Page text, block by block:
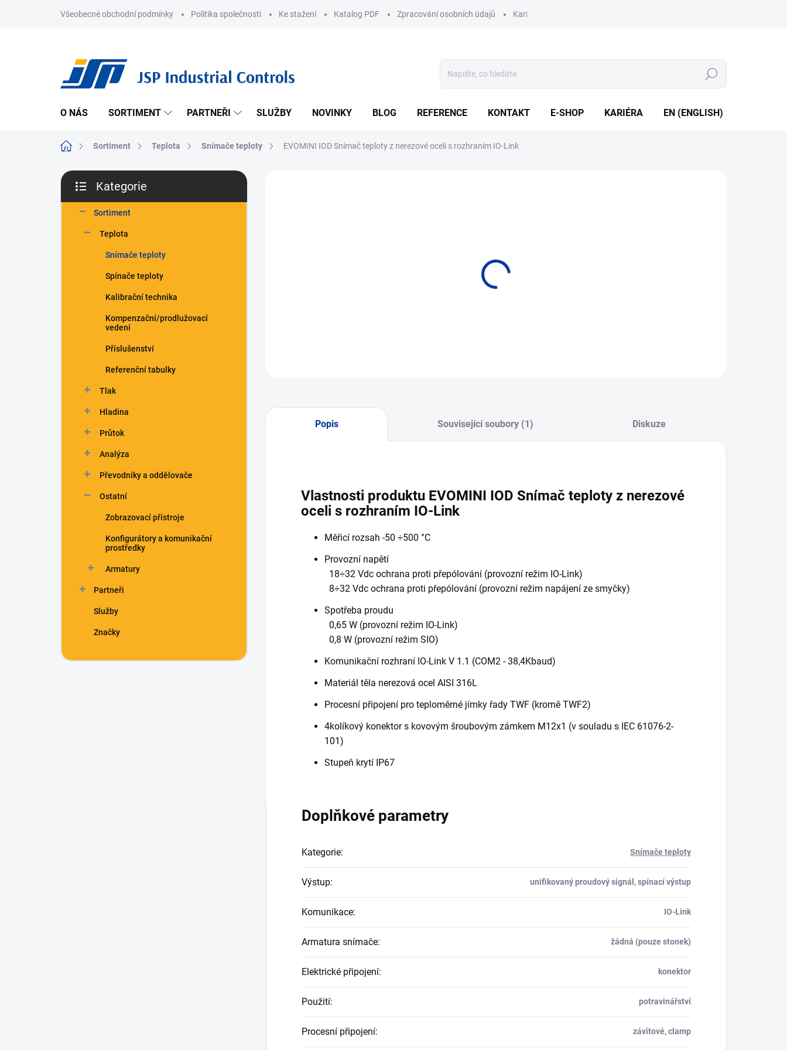
Všeobecné obchodní podmínky Politika společnosti Ke stažení Katalog PDF Zpracování osobních údajů Kariéra
Hledat
O NÁS SORTIMENT PARTNEŘI SLUŽBY NOVINKY BLOG REFERENCE KONTAKT E-SHOP KARIÉRA EN (ENGLISH)
Domů Sortiment Teplota Snímače teploty EVOMINI IOD Snímač teploty z nerezové oceli s rozhraním IO-Link
P
s
kategorie
Kategorie
Sortiment
Teplota
Snímače teploty
Spínače teploty
Kalibrační technika
Kompenzační/prodlužovací
vedení
Příslušenství
Referenční tabulky
Tlak
Hladina
Průtok
Analýza
Převodníky a oddělovače
Ostatní
Zobrazovací přístroje
Konfigurátory a komunikační
prostředky
Armatury
Partneři
Služby
Značky
Popis Související soubory (1) Diskuze
Vlastnosti produktu EVOMINI IOD Snímač teploty z nerezové
oceli s rozhraním IO-Link
Měřicí rozsah -50 ÷500 °C
Provozní napětí
18÷32 Vdc ochrana proti přepólování (provozní režim IO-Link)
8÷32 Vdc ochrana proti přepólování (provozní režim napájení ze smyčky)
Spotřeba proudu
0,65 W (provozní režim IO-Link)
0,8 W (provozní režim SIO)
Komunikační rozhraní IO-Link V 1.1 (COM2 - 38,4Kbaud)
Materiál těla nerezová ocel AISI 316L
Procesní připojení pro teploměrné jímky řady TWF (kromě TWF2)
4kolíkový konektor s kovovým šroubovým zámkem M12x1 (v souladu s IEC 61076-2-
101)
Stupeň krytí IP67
Doplňkové parametry
Kategorie: Snímače teploty
Výstup: unifikovaný proudový signál, spínací výstup
Komunikace: IO-Link
Armatura snímače: žádná (pouze stonek)
Elektrické připojení: konektor
Použití: potravinářství
Procesní připojení: závitové, clamp